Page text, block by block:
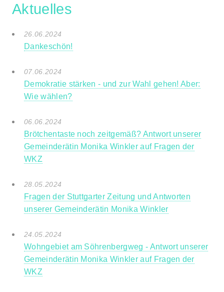
Aktuelles
26.06.2024
Dankeschön!
07.06.2024
Demokratie stärken - und zur Wahl gehen! Aber:
Wie wählen?
06.06.2024
Brötchentaste noch zeitgemäß? Antwort unserer
Gemeinderätin Monika Winkler auf Fragen der
WKZ
28.05.2024
Fragen der Stuttgarter Zeitung und Antworten
unserer Gemeinderätin Monika Winkler
24.05.2024
Wohngebiet am Söhrenbergweg - Antwort unserer
Gemeinderätin Monika Winkler auf Fragen der
WKZ